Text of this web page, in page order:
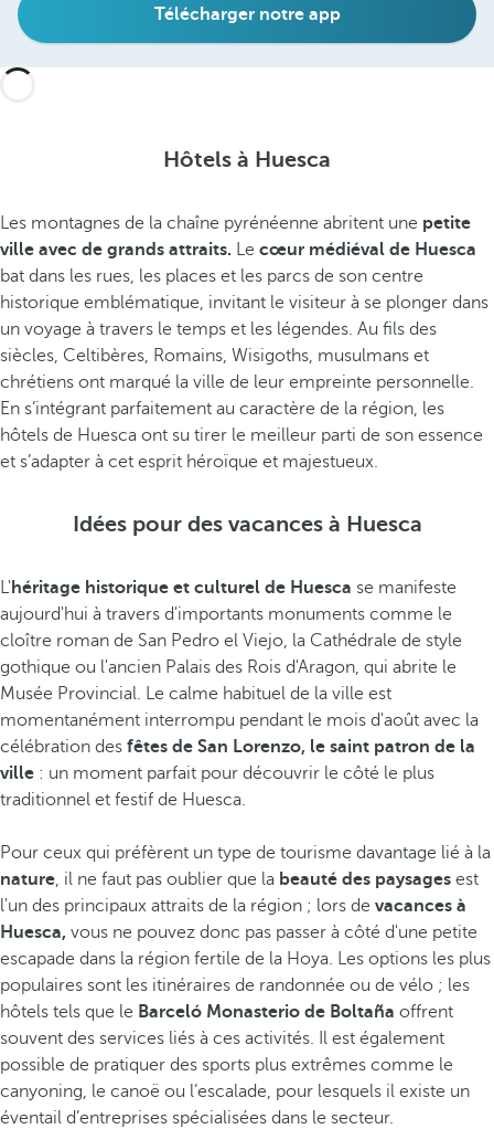
Télécharger notre app
Hôtels à Huesca
Les montagnes de la chaîne pyrénéenne abritent une petite
ville avec de grands attraits. Le cœur médiéval de Huesca
bat dans les rues, les places et les parcs de son centre
historique emblématique, invitant le visiteur à se plonger dans
un voyage à travers le temps et les légendes. Au fils des
siècles, Celtibères, Romains, Wisigoths, musulmans et
chrétiens ont marqué la ville de leur empreinte personnelle.
En s’intégrant parfaitement au caractère de la région, les
hôtels de Huesca ont su tirer le meilleur parti de son essence
et s’adapter à cet esprit héroïque et majestueux.
Idées pour des vacances à Huesca
L' héritage historique et culturel de Huesca se manifeste
aujourd'hui à travers d'importants monuments comme le
cloître roman de San Pedro el Viejo, la Cathédrale de style
gothique ou l'ancien Palais des Rois d'Aragon, qui abrite le
Musée Provincial. Le calme habituel de la ville est
momentanément interrompu pendant le mois d'août avec la
célébration des fêtes de San Lorenzo, le saint patron de la
ville : un moment parfait pour découvrir le côté le plus
traditionnel et festif de Huesca.
Pour ceux qui préfèrent un type de tourisme davantage lié à la
nature, il ne faut pas oublier que la beauté des paysages est
l'un des principaux attraits de la région ; lors de vacances à
Huesca, vous ne pouvez donc pas passer à côté d'une petite
escapade dans la région fertile de la Hoya. Les options les plus
populaires sont les itinéraires de randonnée ou de vélo ; les
hôtels tels que le Barceló Monasterio de Boltaña offrent
souvent des services liés à ces activités. Il est également
possible de pratiquer des sports plus extrêmes comme le
canyoning, le canoë ou l’escalade, pour lesquels il existe un
éventail d’entreprises spécialisées dans le secteur.